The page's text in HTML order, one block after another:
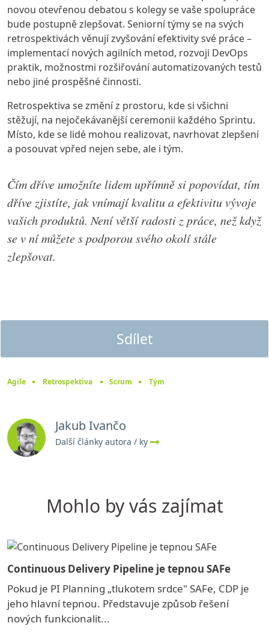
novou otevřenou debatou s kolegy se vaše spolupráce
bude postupně zlepšovat. Seniorní týmy se na svých
retrospektivách věnují zvyšování efektivity své práce –
implementací nových agilních metod, rozvoji DevOps
praktik, možnostmi rozšiřování automatizovaných testů
nebo jiné prospěšné činnosti.
Retrospektiva se změní z prostoru, kde si všichni
stěžují, na nejočekávanější ceremonii každého Sprintu.
Místo, kde se lidé mohou realizovat, navrhovat zlepšení
a posouvat vpřed nejen sebe, ale i tým.
Čím dříve umožníte lidem upřímně si popovídat, tím
dříve zjistíte, jak vnímají kvalitu a efektivitu vývoje
vašich produktů. Není větší radosti z práce, než když
se v ní můžete s podporou svého okolí stále
zlepšovat.
Sdílet
Agile Retrospektiva Scrum Tým
Jakub Ivančo
Další články autora / ky
Mohlo by vás zajímat
Continuous Delivery Pipeline je tepnou SAFe
Pokud je PI Planning „tlukotem srdce" SAFe, CDP je
jeho hlavní tepnou. Představuje způsob řešení
nových funkcionalit...